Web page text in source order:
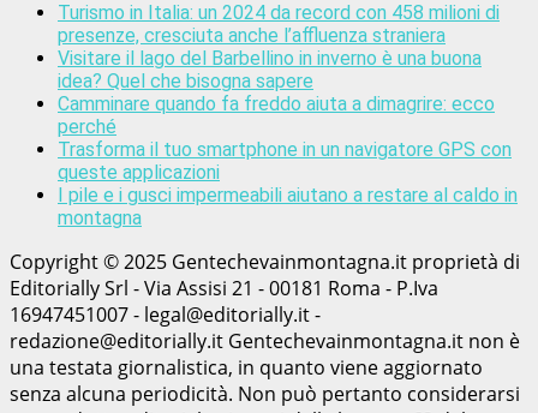
Turismo in Italia: un 2024 da record con 458 milioni di
presenze, cresciuta anche l’affluenza straniera
Visitare il lago del Barbellino in inverno è una buona
idea? Quel che bisogna sapere
Camminare quando fa freddo aiuta a dimagrire: ecco
perché
Trasforma il tuo smartphone in un navigatore GPS con
queste applicazioni
I pile e i gusci impermeabili aiutano a restare al caldo in
montagna
Copyright © 2025 Gentechevainmontagna.it proprietà di
Editorially Srl - Via Assisi 21 - 00181 Roma - P.Iva
16947451007 - legal@editorially.it -
redazione@editorially.it Gentechevainmontagna.it non è
una testata giornalistica, in quanto viene aggiornato
senza alcuna periodicità. Non può pertanto considerarsi